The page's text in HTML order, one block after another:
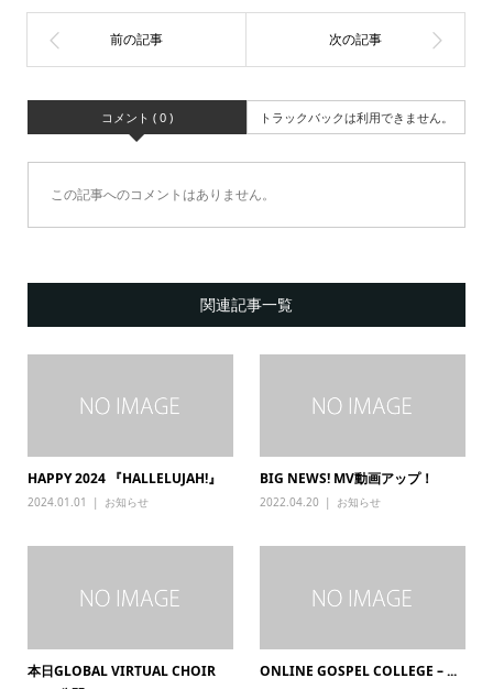
コメント ( 0 ) トラックバックは利用できません。
この記事へのコメントはありません。
関連記事一覧
HAPPY 2024 『HALLELUJAH!』
2024.01.01 お知らせ
BIG NEWS! MV動画アップ！
2022.04.20 お知らせ
本日GLOBAL VIRTUAL CHOIR
ONLINE GOSPEL COLLEGE – ...